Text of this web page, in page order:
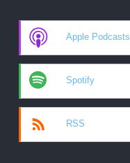
Apple Podcasts
Spotify
RSS